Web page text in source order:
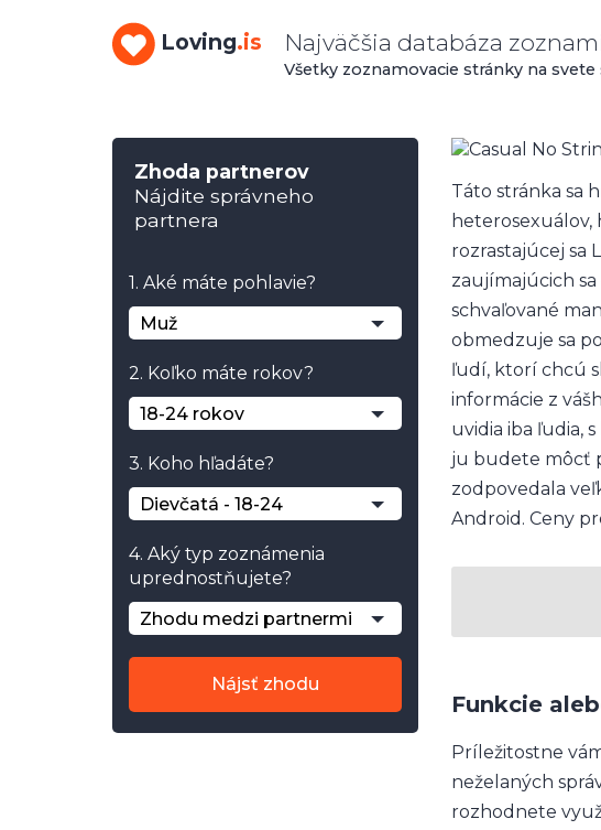
Loving.is Najväčšia databáza
Všetky zoznamovacie stránky na
Zhoda partnerov
Nájdite správneho
partnera
1. Aké máte pohlavie?
Muž
2. Koľko máte rokov?
18-24 rokov
3. Koho hľadáte?
Dievčatá - 18-24
4. Aký typ zoznámenia
uprednostňujete?
Zhodu medzi partnermi
Nájsť zhodu
Táto stránka sa
rozrastajúcej sa
zaujímajúcich sa
schvaľované
obmedzuje sa
ľudí, ktorí chcú
informácie z
uvidia iba ľudia,
ju budete môcť
zodpovedala
Android. Ceny
Funkcie
Príležitostne
neželaných
rozhodnete